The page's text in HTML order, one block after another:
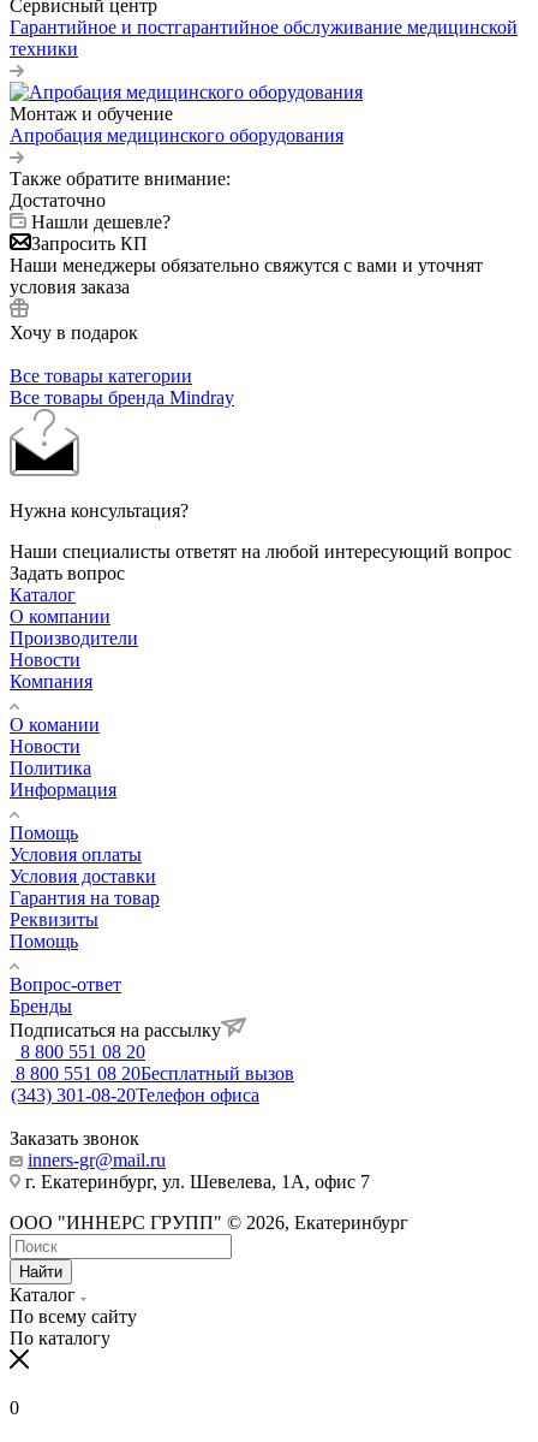
Сервисный центр
Гарантийное и постгарантийное обслуживание медицинской
техники
Монтаж и обучение
Апробация медицинского оборудования
Также обратите внимание:
Достаточно
Нашли дешевле?
Запросить КП
Наши менеджеры обязательно свяжутся с вами и уточнят
условия заказа
Хочу в подарок
Все товары категории
Все товары бренда Mindray
Нужна консультация?
Наши специалисты ответят на любой интересующий вопрос
Задать вопрос
Каталог
О компании
Производители
Новости
Компания
О комании
Новости
Политика
Информация
Помощь
Условия оплаты
Условия доставки
Гарантия на товар
Реквизиты
Помощь
Вопрос-ответ
Бренды
Подписаться на рассылку
8 800 551 08 20
8 800 551 08 20Бесплатный вызов
(343) 301-08-20Телефон офиса
Заказать звонок
inners-gr@mail.ru
г. Екатеринбург, ул. Шевелева, 1А, офис 7
ООО "ИННЕРС ГРУПП" © 2026, Екатеринбург
Найти
Каталог
По всему сайту
По каталогу
0